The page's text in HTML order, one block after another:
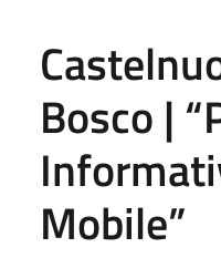
Bosco |
Mobile”